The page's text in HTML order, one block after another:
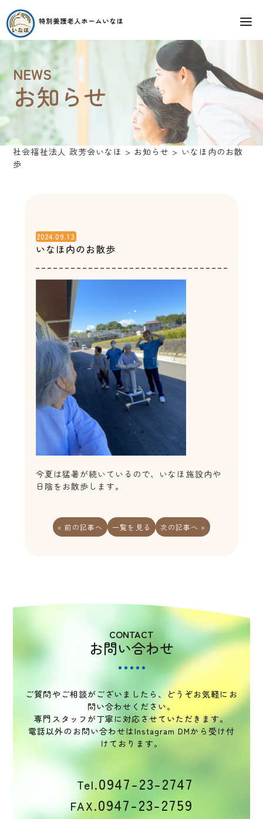
NEWS
お知らせ
社会福祉法人 政芳会いなほ > お知らせ > いなほ内のお散
歩
2024.09.13
いなほ内のお散歩
今夏は猛暑が続いているので、いなほ施設内や
日陰をお散歩します。
« 前の記事へ 一覧を見る 次の記事へ »
CONTACT
お問い合わせ
ご質問やご相談がございましたら、どうぞお気軽にお
問い合わせください。
専門スタッフが丁寧に対応させていただきます。
電話以外のお問い合わせはInstagram DMから受け付
けております。
Tel.0947-23-2747
FAX.0947-23-2759